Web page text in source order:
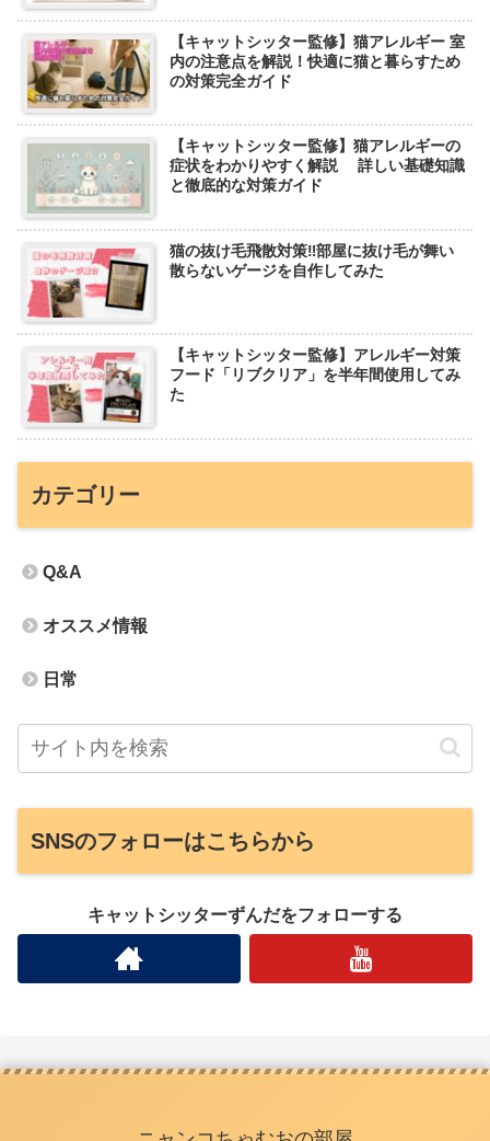
【キャットシッター監修】猫アレルギー 室
内の注意点を解説！快適に猫と暮らすため
の対策完全ガイド
【キャットシッター監修】猫アレルギーの
症状をわかりやすく解説 詳しい基礎知識
と徹底的な対策ガイド
猫の抜け毛飛散対策‼︎部屋に抜け毛が舞い
散らないゲージを自作してみた
【キャットシッター監修】アレルギー対策
フード「リブクリア」を半年間使用してみ
た
カテゴリー
Q&A
オススメ情報
日常
SNSのフォローはこちらから
キャットシッターずんだをフォローする